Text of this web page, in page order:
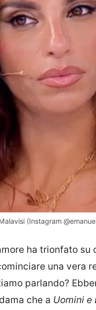
(Instagram
ha trionfato su
una vera
parlando?
dama che a Uomini e